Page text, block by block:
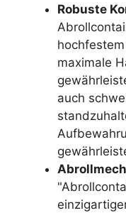
Robuste
maximale
auch